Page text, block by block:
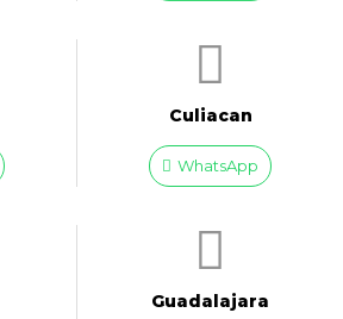
Culiacan
WhatsApp
Guadalajara